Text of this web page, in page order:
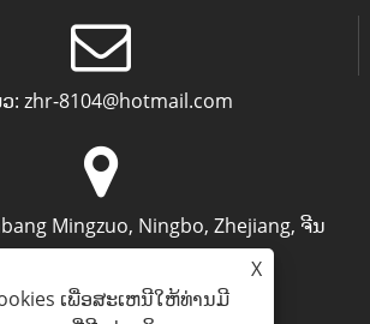
: zhr-8104@hotmail.com
Mingzuo, Ningbo, Zhejiang, ຈີນ
X
ເພື່ອສະເຫນີໃຫ້ທ່ານມີ